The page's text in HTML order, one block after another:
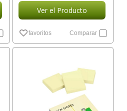
Ver el Producto
favoritos Comparar